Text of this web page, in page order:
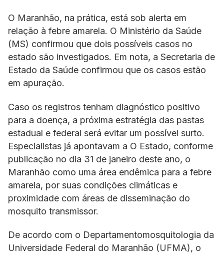
O Maranhão, na prática, está sob alerta em
relação à febre amarela. O Ministério da Saúde
(MS) confirmou que dois possíveis casos no
estado são investigados. Em nota, a Secretaria de
Estado da Saúde confirmou que os casos estão
em apuração.
Caso os registros tenham diagnóstico positivo
para a doença, a próxima estratégia das pastas
estadual e federal será evitar um possível surto.
Especialistas já apontavam a O Estado, conforme
publicação no dia 31 de janeiro deste ano, o
Maranhão como uma área endêmica para a febre
amarela, por suas condições climáticas e
proximidade com áreas de disseminação do
mosquito transmissor.
De acordo com o Departamentomosquitologia da
Universidade Federal do Maranhão (UFMA), o